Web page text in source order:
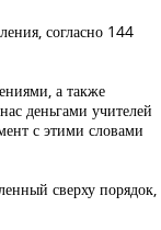
согласно 144
а также
деньгами учителей
с этими словами
сверху порядок,